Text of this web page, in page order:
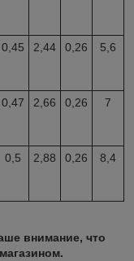
0,45 2,44 0,26 5,6
0,47 2,66 0,26 7
0,5 2,88 0,26 8,4
внимание, что
магазином.